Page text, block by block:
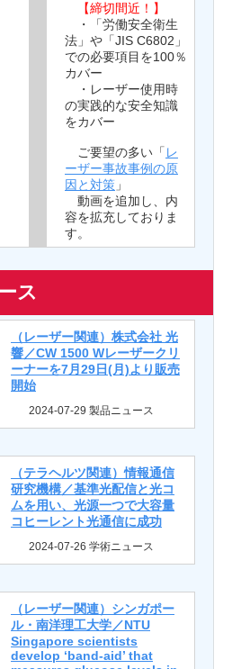
【締切間近！】
・「労働安全衛生
法」や「JIS C6802」
での必要項目を100％
カバー
・レーザー使用時
の実践的な安全知識
をカバー
ご要望の多い「 レ
ーザー事故事例の原
因と対策 」
動画を追加し、内
容を拡充しておりま
す。
ス
（レーザー関連）株式会社 光
響／CW 1500 Wレーザークリ
ーナーを7月29日(月)より販売
開始
2024-07-29 製品ニュース
（テラヘルツ関連）情報通信
研究機構／基準光配信と光コ
ムを用い、光源一つで大容量
コヒーレント光通信に成功
2024-07-26 学術ニュース
（レーザー関連）シンガポー
ル・南洋理工大学／NTU
Singapore scientists
develop ‘band-aid’ that